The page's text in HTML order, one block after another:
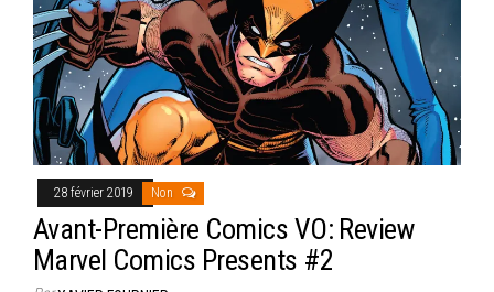
28 février 2019 Non
Avant-Première Comics VO: Review
Marvel Comics Presents #2